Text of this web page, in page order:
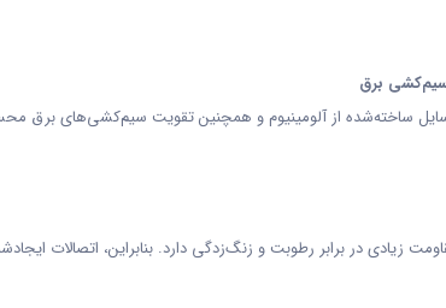
سیم‌کشی برق
ساخته‌شده از آلومینیوم و همچنین تقویت سیم‌کشی‌های برق
زیادی در برابر رطوبت و زنگ‌زدگی دارد. بنابراین، اتصالات